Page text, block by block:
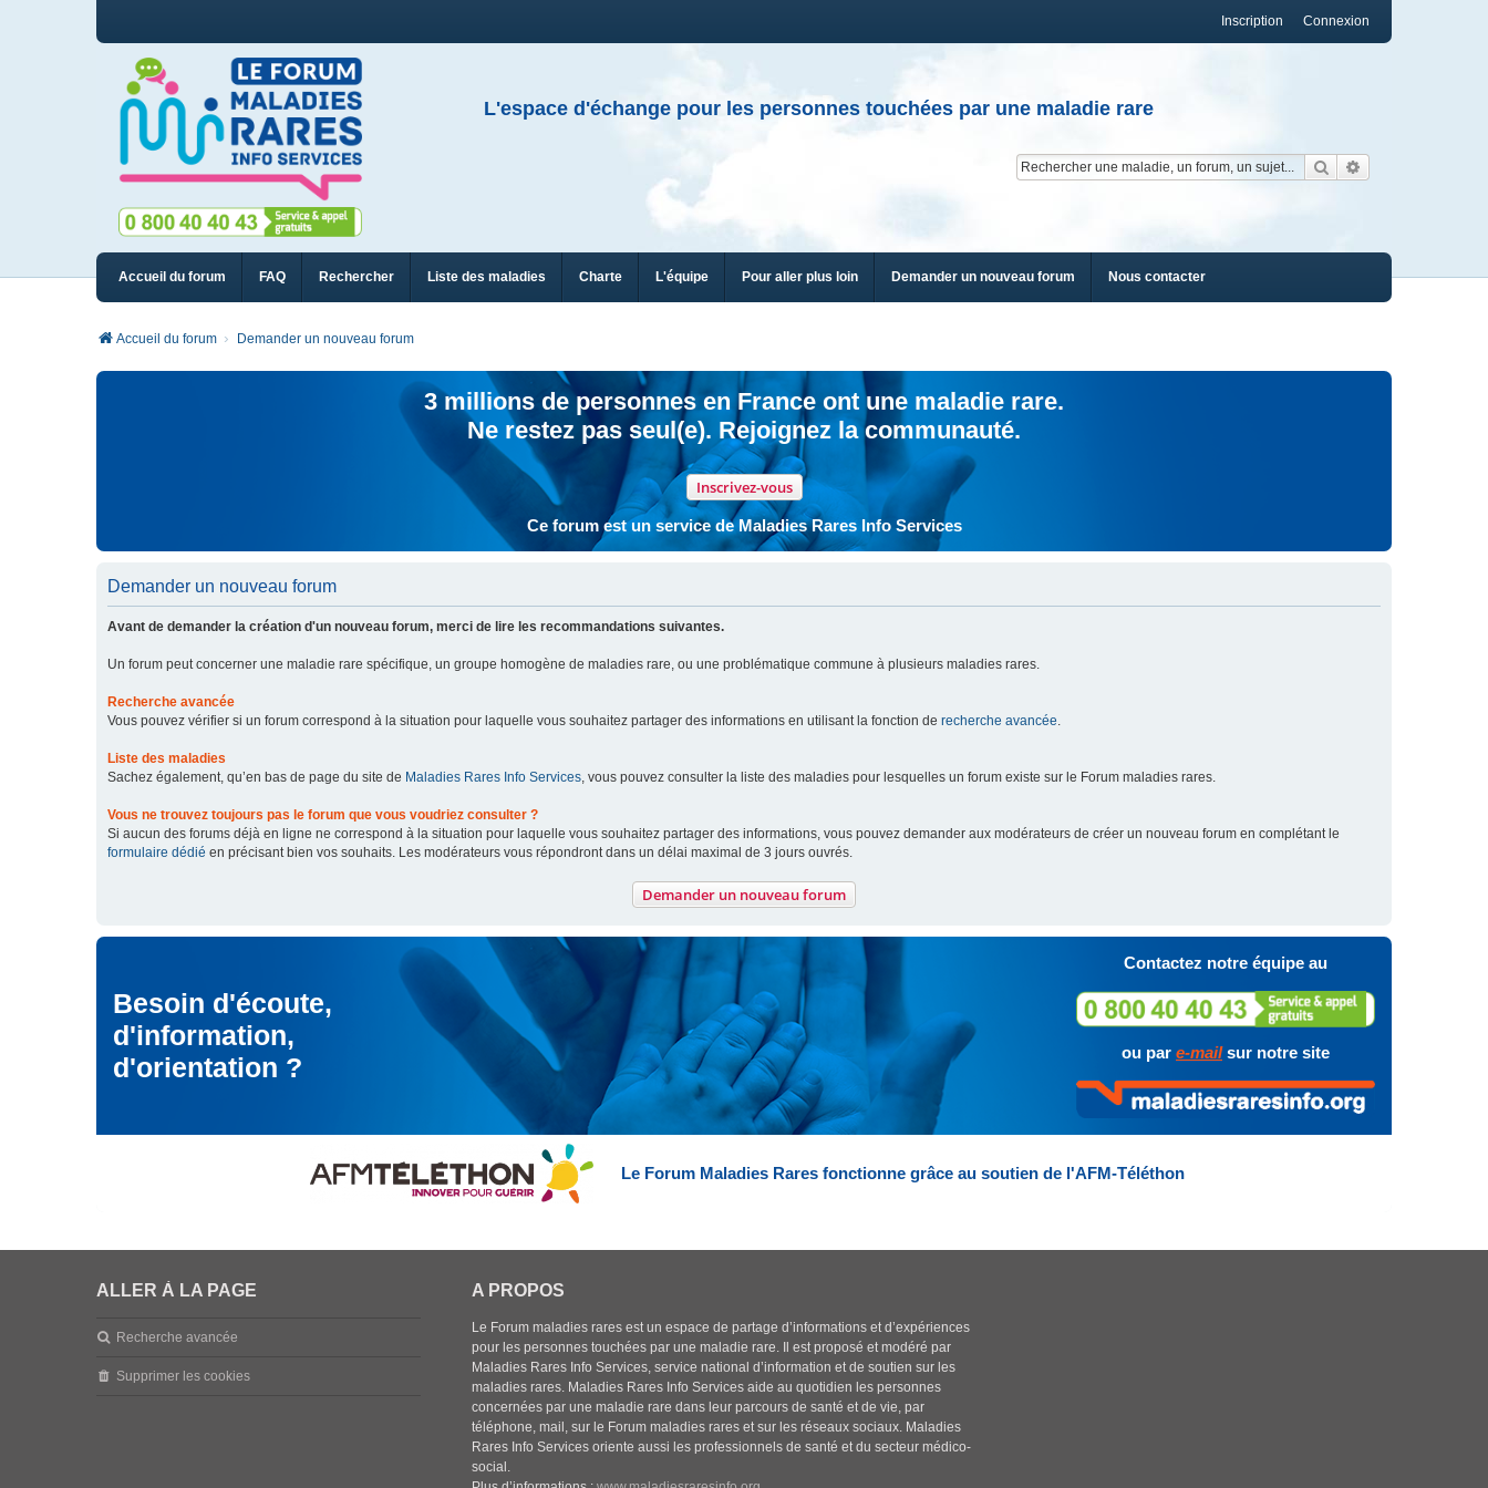
Connexion
Inscription
L'espace d'échange pour les personnes touchées par une maladie rare
Rechercher
Accueil du forum FAQ Rechercher Liste des maladies Charte L'équipe Pour aller plus loin Demander un nouveau forum Nous contacter
Accueil du forum Demander un nouveau forum
3 millions de personnes en France ont une maladie rare.
Ne restez pas seul(e). Rejoignez la communauté.
Inscrivez-vous
Ce forum est un service de Maladies Rares Info Services
Demander un nouveau forum
Avant de demander la création d'un nouveau forum, merci de lire les recommandations suivantes.
Un forum peut concerner une maladie rare spécifique, un groupe homogène de maladies rare, ou une problématique commune à plusieurs maladies rares.
Recherche avancée
Vous pouvez vérifier si un forum correspond à la situation pour laquelle vous souhaitez partager des informations en utilisant la fonction de recherche avancée.
Liste des maladies
Sachez également, qu’en bas de page du site de Maladies Rares Info Services, vous pouvez consulter la liste des maladies pour lesquelles un forum existe sur le Forum maladies rares.
Vous ne trouvez toujours pas le forum que vous voudriez consulter ?
Si aucun des forums déjà en ligne ne correspond à la situation pour laquelle vous souhaitez partager des informations, vous pouvez demander aux modérateurs de créer un nouveau forum en complétant le
formulaire dédié en précisant bien vos souhaits. Les modérateurs vous répondront dans un délai maximal de 3 jours ouvrés.
Demander un nouveau forum
Besoin d'écoute,
d'information,
d'orientation ?
Contactez notre équipe au
ou par e-mailsur notre site
Le Forum Maladies Rares fonctionne grâce au soutien de l'AFM-Téléthon
ALLER À LA PAGE
Recherche avancée
Supprimer les cookies
A PROPOS
Le Forum maladies rares est un espace de partage d’informations et d’expériences
pour les personnes touchées par une maladie rare. Il est proposé et modéré par
Maladies Rares Info Services, service national d’information et de soutien sur les
maladies rares. Maladies Rares Info Services aide au quotidien les personnes
concernées par une maladie rare dans leur parcours de santé et de vie, par
téléphone, mail, sur le Forum maladies rares et sur les réseaux sociaux. Maladies
Rares Info Services oriente aussi les professionnels de santé et du secteur médico-
social.